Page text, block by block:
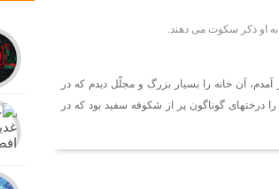
او ذکر سکوت می دهند.
آن خانه را بسیار بزرگ و مجلّل دیدم که در
درختهای گوناگون پر از شکوفه سفید بود که در